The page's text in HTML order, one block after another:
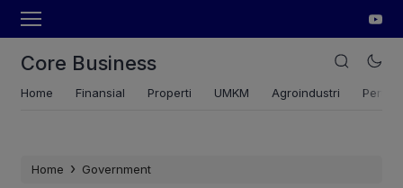
Core Business
Home Finansial Properti UMKM Agroindustri
Home › Government